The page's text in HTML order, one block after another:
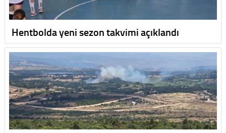
Hentbolda yeni sezon takvimi açıklandı